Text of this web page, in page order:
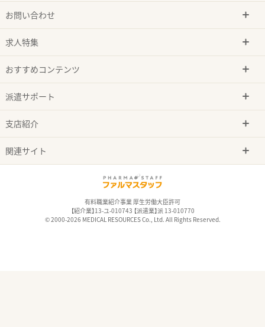
お問い合わせ
求人特集
おすすめコンテンツ
派遣サポート
支店紹介
関連サイト
有料職業紹介事業 厚生労働大臣許可
【紹介業】13-ユ-010743 【派遣業】派 13-010770
© 2000-2026 MEDICAL RESOURCES Co., Ltd. All Rights Reserved.